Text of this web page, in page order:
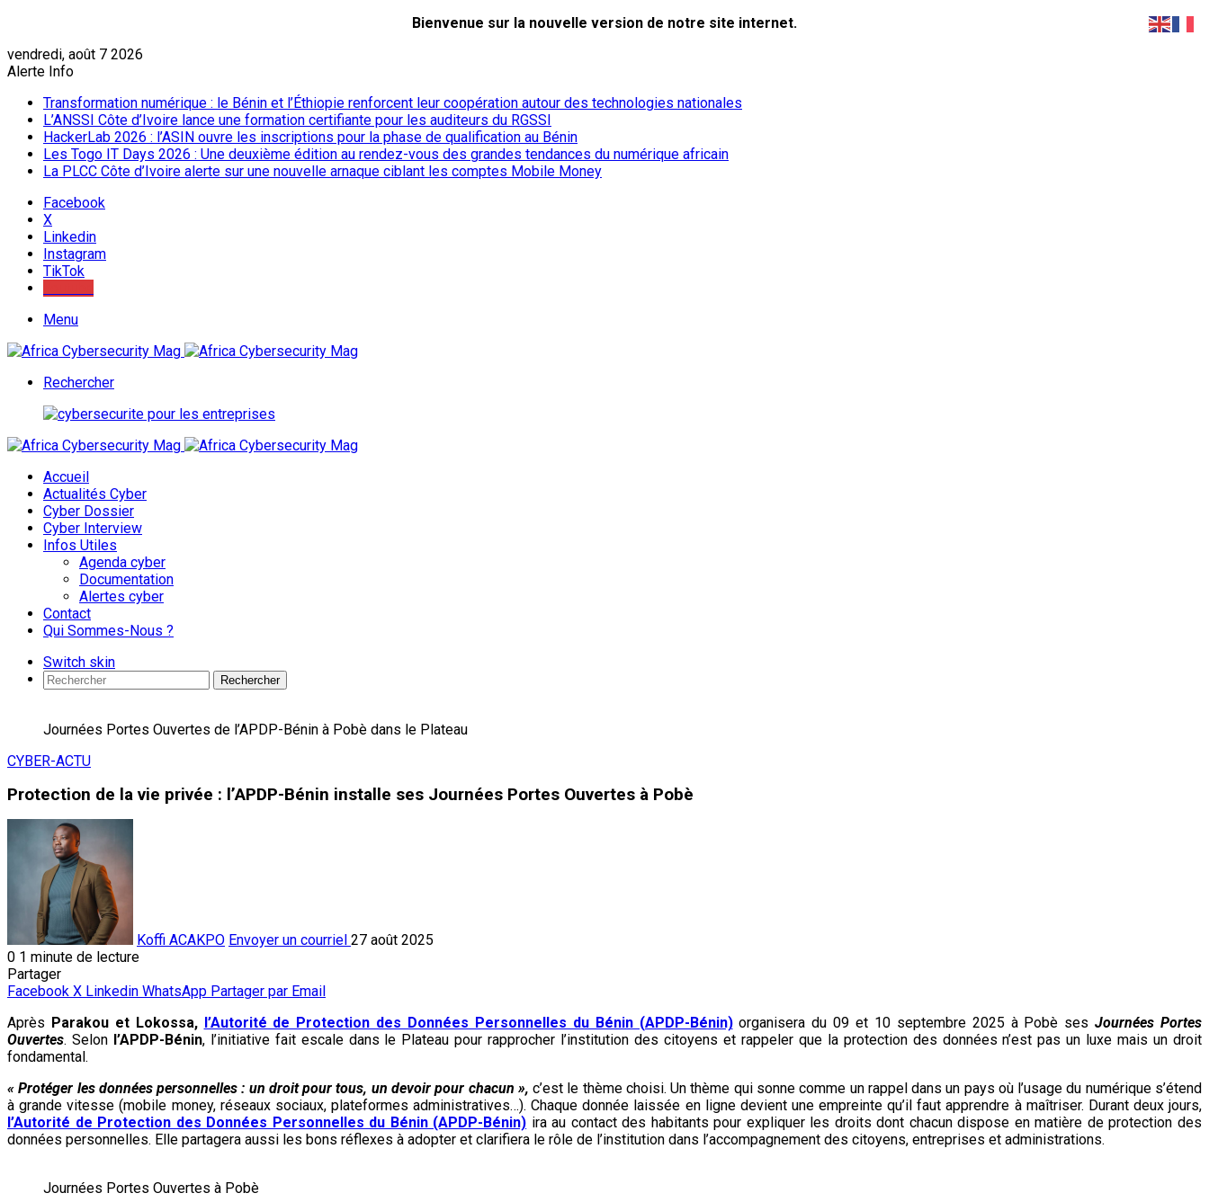
Bienvenue sur la nouvelle version de notre site internet.
vendredi, août 7 2026
Alerte Info
Transformation numérique : le Bénin et l’Éthiopie renforcent leur coopération autour des technologies nationales
L’ANSSI Côte d’Ivoire lance une formation certifiante pour les auditeurs du RGSSI
HackerLab 2026 : l’ASIN ouvre les inscriptions pour la phase de qualification au Bénin
Les Togo IT Days 2026 : Une deuxième édition au rendez-vous des grandes tendances du numérique africain
La PLCC Côte d’Ivoire alerte sur une nouvelle arnaque ciblant les comptes Mobile Money
Facebook
X
Linkedin
Instagram
TikTok
Menu
Rechercher
Accueil
Actualités Cyber
Cyber Dossier
Cyber Interview
Infos Utiles
Agenda cyber
Documentation
Alertes cyber
Contact
Qui Sommes-Nous ?
Switch skin
Rechercher
Journées Portes Ouvertes de l’APDP-Bénin à Pobè dans le Plateau
CYBER-ACTU
Protection de la vie privée : l’APDP-Bénin installe ses Journées Portes Ouvertes à Pobè
Koffi ACAKPO Envoyer un courriel 27 août 2025
0 1 minute de lecture
Partager
Facebook X Linkedin WhatsApp Partager par Email
Après Parakou et Lokossa, l’Autorité de Protection des Données Personnelles du Bénin (APDP-Bénin)organisera du 09 et 10 septembre 2025 à Pobè sesJournées Portes
Ouvertes. Selon l’APDP-Bénin, l’initiative fait escale dans le Plateau pour rapprocher l’institution des citoyens et rappeler que la protection des données n’est pas un luxe mais un droit
fondamental.
« Protéger les données personnelles : un droit pour tous, un devoir pour chacun »,c’est le thème choisi. Un thème qui sonne comme un rappel dans un pays où l’usage du numérique s’étend
à grande vitesse (mobile money, réseaux sociaux, plateformes administratives…). Chaque donnée laissée en ligne devient une empreinte qu’il faut apprendre à maîtriser. Durant deux jours,
l’Autorité de Protection des Données Personnelles du Bénin (APDP-Bénin) ira au contact des habitants pour expliquer les droits dont chacun dispose en matière de protection des
données personnelles. Elle partagera aussi les bons réflexes à adopter et clarifiera le rôle de l’institution dans l’accompagnement des citoyens, entreprises et administrations.
Journées Portes Ouvertes à Pobè